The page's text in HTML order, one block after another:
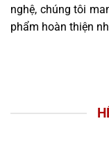
nghệ, chúng tôi
phẩm hoàn thiện